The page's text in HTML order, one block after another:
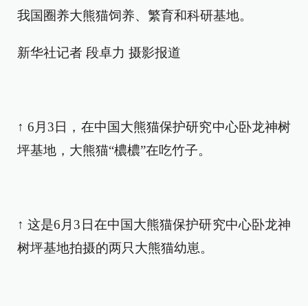
我国圈养大熊猫饲养、繁育和科研基地。
新华社记者 段卓力 摄影报道
↑ 6月3日，在中国大熊猫保护研究中心卧龙神树
坪基地，大熊猫“檂檂”在吃竹子。
↑ 这是6月3日在中国大熊猫保护研究中心卧龙神
树坪基地拍摄的两只大熊猫幼崽。